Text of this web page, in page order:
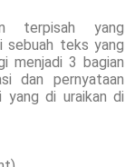
terpisah yang
sebuah teks yang
menjadi 3 bagian
dan pernyataan
yang di uraikan di